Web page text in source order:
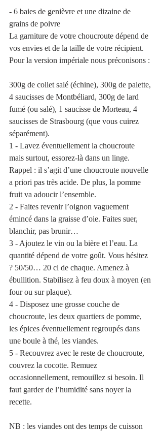
- 6 baies de genièvre et une dizaine de
grains de poivre
La garniture de votre choucroute dépend de
vos envies et de la taille de votre récipient.
Pour la version impériale nous préconisons :
300g de collet salé (échine), 300g de palette,
4 saucisses de Montbéliard, 300g de lard
fumé (ou salé), 1 saucisse de Morteau, 4
saucisses de Strasbourg (que vous cuirez
séparément).
1 - Lavez éventuellement la choucroute
mais surtout, essorez-là dans un linge.
Rappel : il s’agit d’une choucroute nouvelle
a priori pas très acide. De plus, la pomme
fruit va adoucir l’ensemble.
2 - Faites revenir l’oignon vaguement
émincé dans la graisse d’oie. Faites suer,
blanchir, pas brunir…
3 - Ajoutez le vin ou la bière et l’eau. La
quantité dépend de votre goût. Vous hésitez
? 50/50… 20 cl de chaque. Amenez à
ébullition. Stabilisez à feu doux à moyen (en
four ou sur plaque).
4 - Disposez une grosse couche de
choucroute, les deux quartiers de pomme,
les épices éventuellement regroupés dans
une boule à thé, les viandes.
5 - Recouvrez avec le reste de choucroute,
couvrez la cocotte. Remuez
occasionnellement, remouillez si besoin. Il
faut garder de l’humidité sans noyer la
recette.
NB : les viandes ont des temps de cuisson